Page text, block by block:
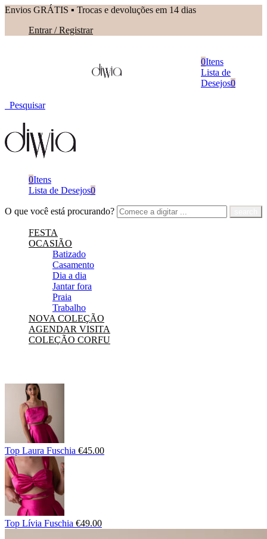
Envios GRÁTIS ▪︎ Trocas e devoluções em 14 dias
Entrar / Registrar
0Itens
Lista de
Desejos0
Pesquisar
0Itens
Lista de Desejos0
O que você está procurando?
FESTA
OCASIÃO
Batizado
Casamento
Dia a dia
Jantar fora
Praia
Trabalho
NOVA COLEÇÃO
AGENDAR VISITA
COLEÇÃO CORFU
Top Laura Fuschia €45.00
Top Lívia Fuschia €49.00